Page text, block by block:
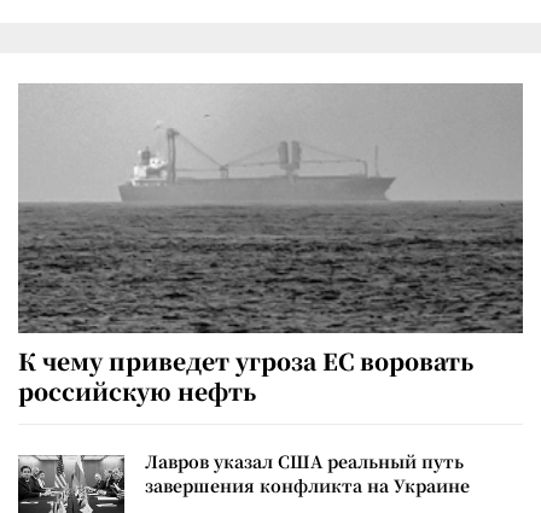
К чему приведет угроза ЕС воровать
российскую нефть
Лавров указал США реальный путь
завершения конфликта на Украине